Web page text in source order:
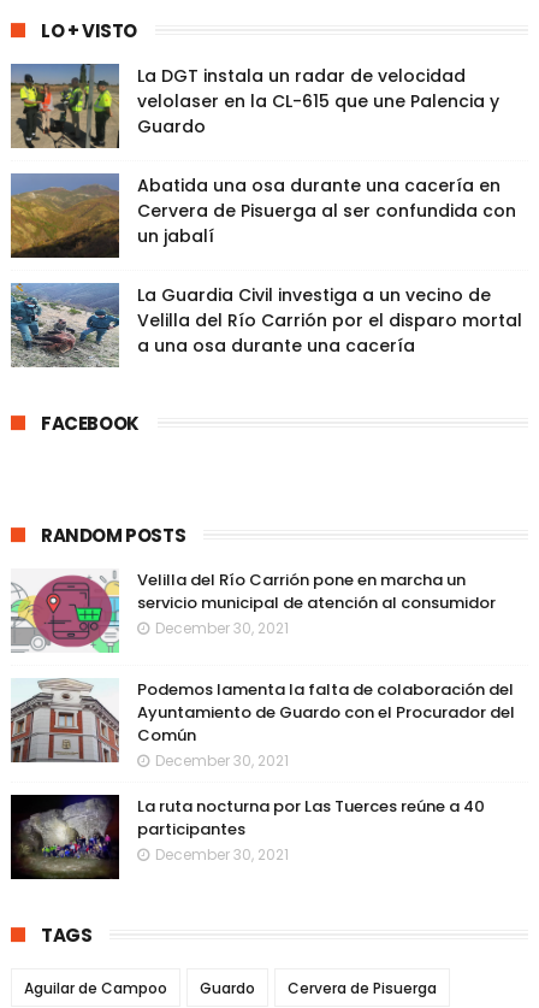
LO + VISTO
La DGT instala un radar de velocidad
velolaser en la CL-615 que une Palencia y
Guardo
Abatida una osa durante una cacería en
Cervera de Pisuerga al ser confundida con
un jabalí
La Guardia Civil investiga a un vecino de
Velilla del Río Carrión por el disparo mortal
a una osa durante una cacería
FACEBOOK
RANDOM POSTS
Velilla del Río Carrión pone en marcha un
servicio municipal de atención al consumidor
December 30, 2021
Podemos lamenta la falta de colaboración del
Ayuntamiento de Guardo con el Procurador del
Común
December 30, 2021
La ruta nocturna por Las Tuerces reúne a 40
participantes
December 30, 2021
TAGS
Aguilar de Campoo Guardo Cervera de Pisuerga